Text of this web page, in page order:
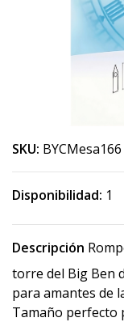
SKU: BYCMesa166
Disponibilidad: 1
Descripción
torre del Big Ben
para amantes de
Tamaño perfecto